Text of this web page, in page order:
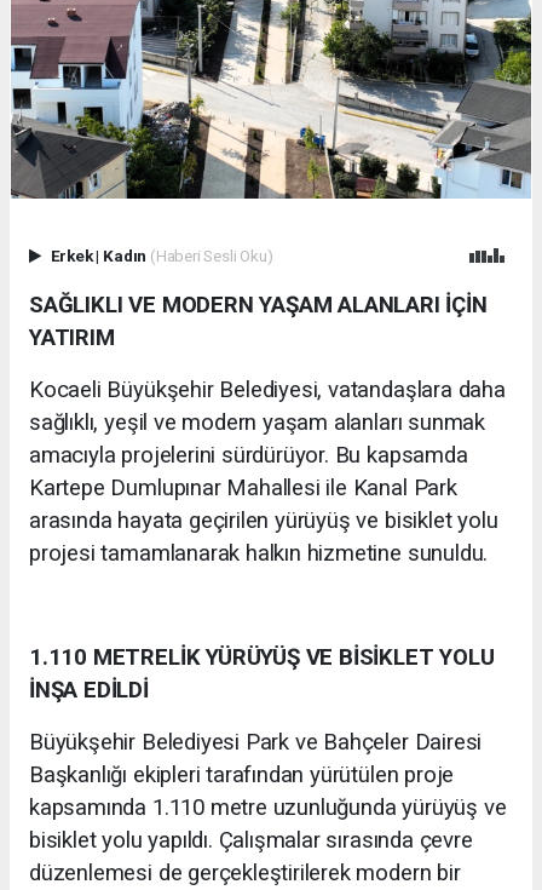
Erkek| Kadın (Haberi Sesli Oku)
SAĞLIKLI VE MODERN YAŞAM ALANLARI İÇİN
YATIRIM
Kocaeli Büyükşehir Belediyesi, vatandaşlara daha
sağlıklı, yeşil ve modern yaşam alanları sunmak
amacıyla projelerini sürdürüyor. Bu kapsamda
Kartepe Dumlupınar Mahallesi ile Kanal Park
arasında hayata geçirilen yürüyüş ve bisiklet yolu
projesi tamamlanarak halkın hizmetine sunuldu.
1.110 METRELİK YÜRÜYÜŞ VE BİSİKLET YOLU
İNŞA EDİLDİ
Büyükşehir Belediyesi Park ve Bahçeler Dairesi
Başkanlığı ekipleri tarafından yürütülen proje
kapsamında 1.110 metre uzunluğunda yürüyüş ve
bisiklet yolu yapıldı. Çalışmalar sırasında çevre
düzenlemesi de gerçekleştirilerek modern bir